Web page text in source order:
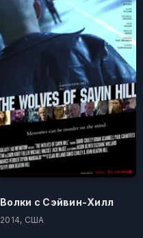
Волки с Сэйвин-Хилл
2014, США